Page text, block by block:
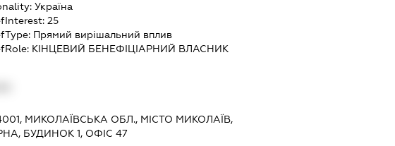
Україна
25
Прямий вирішальний вплив
КІНЦЕВИЙ БЕНЕФІЦІАРНИЙ ВЛАСНИК
МИКОЛАЇВСЬКА ОБЛ., МІСТО МИКОЛАЇВ,
БУДИНОК 1, ОФІС 47